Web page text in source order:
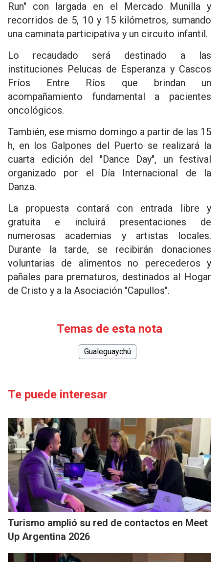
Run" con largada en el Mercado Munilla y
recorridos de 5, 10 y 15 kilómetros, sumando
una caminata participativa y un circuito infantil.
Lo recaudado será destinado a las
instituciones Pelucas de Esperanza y Cascos
Fríos Entre Ríos que brindan un
acompañamiento fundamental a pacientes
oncológicos.
También, ese mismo domingo a partir de las 15
h, en los Galpones del Puerto se realizará la
cuarta edición del "Dance Day", un festival
organizado por el Día Internacional de la
Danza.
La propuesta contará con entrada libre y
gratuita e incluirá presentaciones de
numerosas academias y artistas locales.
Durante la tarde, se recibirán donaciones
voluntarias de alimentos no perecederos y
pañales para prematuros, destinados al Hogar
de Cristo y a la Asociación "Capullos".
Temas de esta nota
Gualeguaychú
Te puede interesar
Turismo amplió su red de contactos en Meet
Up Argentina 2026